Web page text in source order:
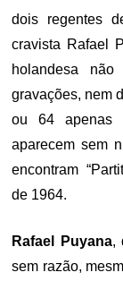
dois regentes
cravista Rafael
holandesa
gravações, nem
ou 64 apenas
aparecem sem
encontram
de 1964.
Rafael Puyana,
sem razão,